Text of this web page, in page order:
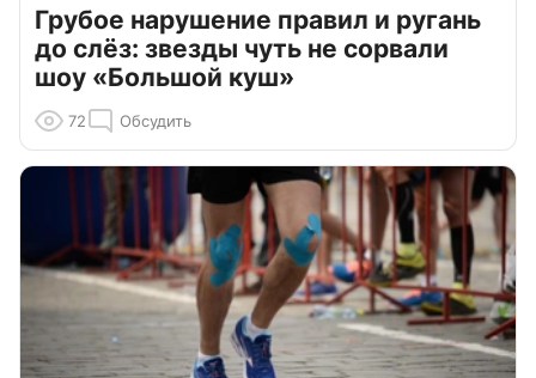
Грубое нарушение правил и ругань
до слёз: звезды чуть не сорвали
шоу «Большой куш»
72 Обсудить